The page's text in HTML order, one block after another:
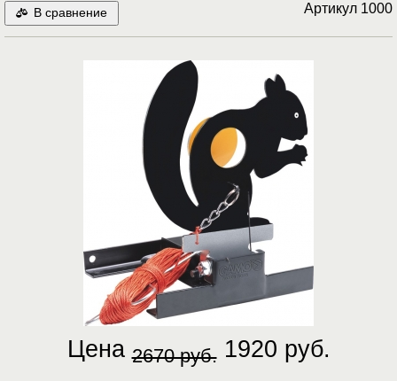
В сравнение Артикул 1000
Цена 2670 руб. 1920 руб.